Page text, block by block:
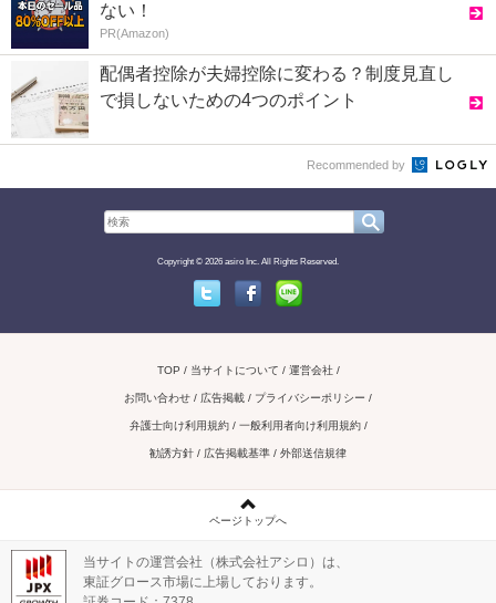
ない！
PR(Amazon)
配偶者控除が夫婦控除に変わる？制度見直し
で損しないための4つのポイント
Recommended by
Copyright © 2026 asiro Inc. All Rights Reserved.
TOP 当サイトについて 運営会社
お問い合わせ / 広告掲載 プライバシーポリシー
弁護士向け利用規約 一般利用者向け利用規約
勧誘方針 広告掲載基準 外部送信規律
ページトップへ
当サイトの運営会社（株式会社アシロ）は、
東証グロース市場に上場しております。